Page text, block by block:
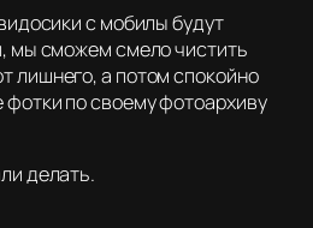
с мобилы будут
мы сможем смело чистить
лишнего, а потом спокойно
фотки по своему фотоархиву
делать.